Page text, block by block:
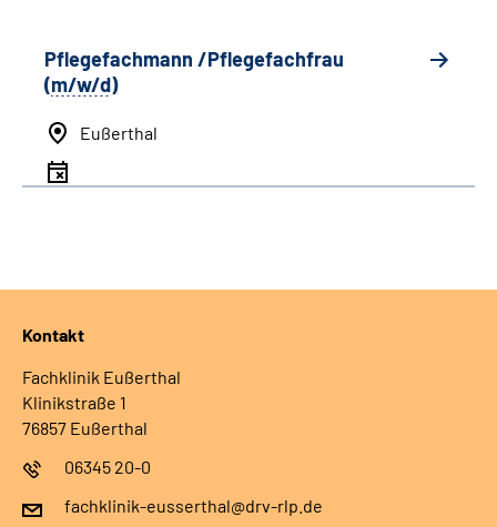
Pflegefachmann /Pflegefachfrau
(m/w/d)
Eußerthal
Kontakt
Fachklinik Eußerthal
Klinikstraße 1
76857 Eußerthal
06345 20-0
fachklinik-eusserthal@drv-rlp.de